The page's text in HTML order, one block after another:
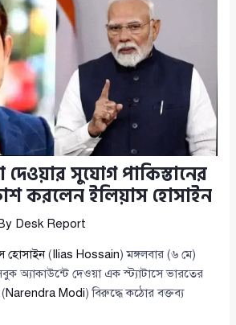
দেওয়ার সুযোগ পাকিস্তানের
করলেন ইলিয়াস হোসাইন
Desk Report
হোসাইন( Ilias Hossain) মঙ্গলবার (৬ মে)
অ্যাকাউন্টে দেওয়া এক স্ট্যাটাসে ভারতের
(Narendra Modi) বিরুদ্ধে কঠোর বক্তব্য